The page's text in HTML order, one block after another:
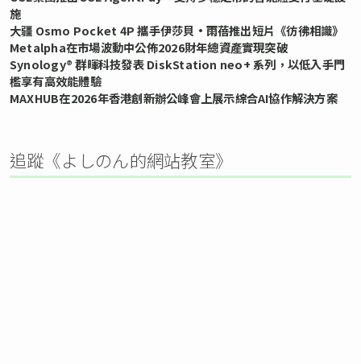
施
大疆 Osmo Pocket 4P 攜手伊莎貝•雨蓓推出短片《彷彿相識》
Metalpha在市場波動中公佈2026財年總資產實現突破
Synology® 群暉科技發表 DiskStation neo+ 系列，以低入手門
檻享有高效能體驗
MAXHUB在2026年香港創新辦公峰會上展示綜合AI協作解決方案
追蹤《よしのん的網站教室》